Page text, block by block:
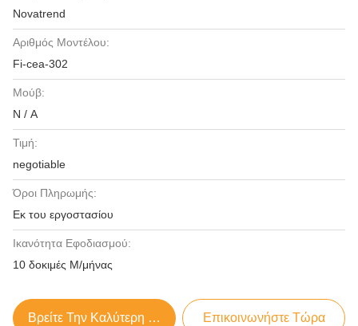
Novatrend
Αριθμός Μοντέλου:
Fi-cea-302
Μούβ:
N / A
Τιμή:
negotiable
Όροι Πληρωμής:
Εκ του εργοστασίου
Ικανότητα Εφοδιασμού:
10 δοκιμές Μ/μήνας
Βρείτε Την Καλύτερη Τιμή Επικοινωνήστε Τώρα